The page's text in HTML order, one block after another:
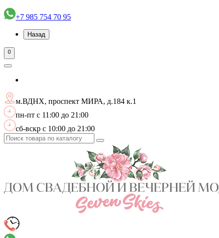
+7 985 754 70 95
Назад
0
м.ВДНХ, проспект МИРА, д.184 к.1
пн-пт с 11:00 до 21:00
сб-вскр с 10:00 до 21:00